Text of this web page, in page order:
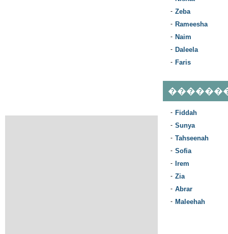
- Zeba
- Rameesha
- Naim
- Daleela
- Faris
- Fiddah
- Sunya
- Tahseenah
- Sofia
- Irem
- Zia
- Abrar
- Maleehah